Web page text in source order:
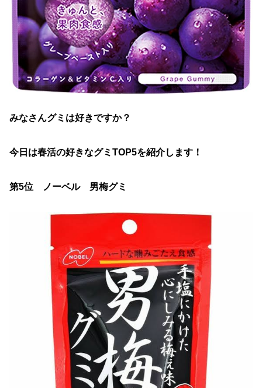
みなさんグミは好きですか？
今日は春活の好きなグミ TOP5を紹介します！
第5位 ノーベル 男梅グミ